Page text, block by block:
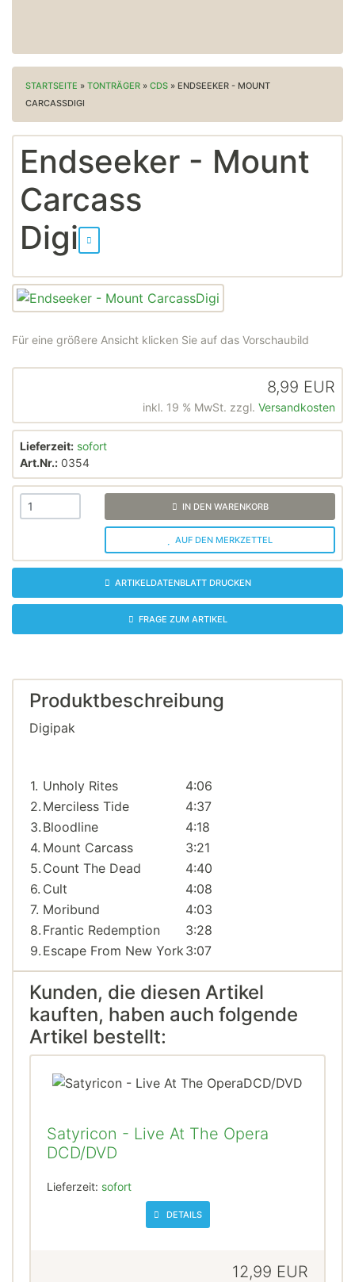
STARTSEITE » TONTRÄGER » CDS » ENDSEEKER - MOUNT
CARCASSDIGI
Endseeker - Mount
Carcass
Digi
Für eine größere Ansicht klicken Sie auf das Vorschaubild
8,99 EUR
inkl. 19 % MwSt. zzgl. Versandkosten
Lieferzeit: sofort
Art.Nr.: 0354
IN DEN WARENKORB
AUF DEN MERKZETTEL
ARTIKELDATENBLATT DRUCKEN
FRAGE ZUM ARTIKEL
Produktbeschreibung
Digipak
1. Unholy Rites
4:06
2. Merciless Tide
4:37
3. Bloodline
4:18
4. Mount Carcass
3:21
5. Count The Dead
4:40
6. Cult
4:08
7. Moribund
4:03
8. Frantic Redemption
3:28
9. Escape From New York3:07
Kunden, die diesen Artikel
kauften, haben auch folgende
Artikel bestellt:
Satyricon - Live At The Opera
DCD/DVD
Lieferzeit: sofort
DETAILS
12,99 EUR